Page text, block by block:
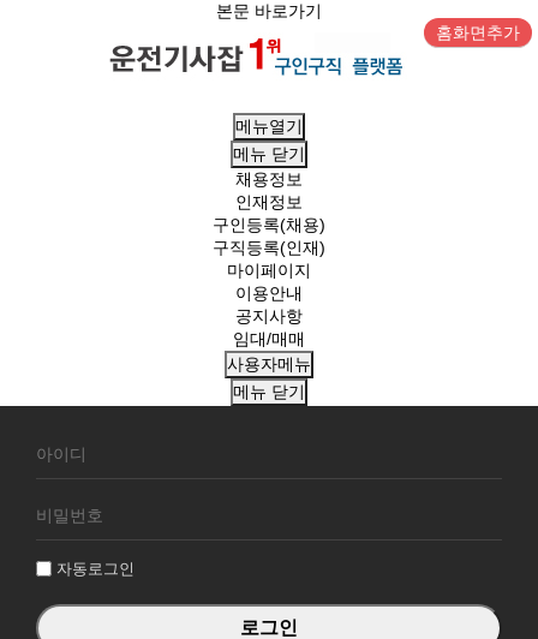
본문 바로가기
홈화면추가
메뉴열기
메뉴 닫기
채용정보
인재정보
구인등록(채용)
구직등록(인재)
마이페이지
이용안내
공지사항
임대/매매
사용자메뉴
메뉴 닫기
원
그
자동로그인